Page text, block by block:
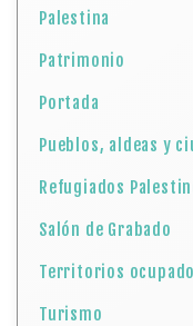
Palestina
Patrimonio
Portada
Pueblos, aldeas y
Refugiados
Salón de Grabado
Territorios
Turismo